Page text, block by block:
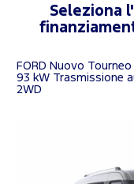
Seleziona
FORD Nuovo
93 kW Trasmissione
2WD